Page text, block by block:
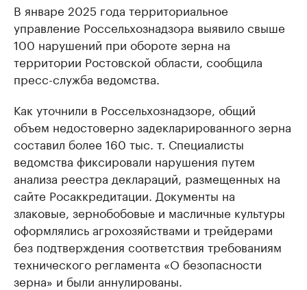
В январе 2025 года территориальное
управление Россельхознадзора выявило свыше
100 нарушений при обороте зерна на
территории Ростовской области, сообщила
пресс-служба ведомства.
Как уточнили в Россельхознадзоре, общий
объем недостоверно задекларированного зерна
составил более 160 тыс. т. Специалисты
ведомства фиксировали нарушения путем
анализа реестра деклараций, размещенных на
сайте Росаккредитации. Документы на
злаковые, зернобобовые и масличные культуры
оформлялись агрохозяйствами и трейдерами
без подтверждения соответствия требованиям
технического регламента «О безопасности
зерна» и были аннулированы.